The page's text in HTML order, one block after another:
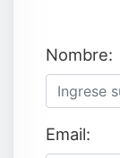
Nombre:
Email: